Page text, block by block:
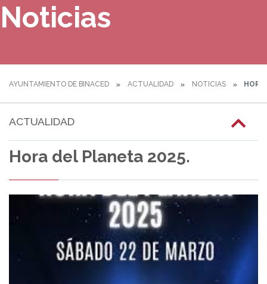
Noticias
AYUNTAMIENTO DE BINACED ACTUALIDAD NOTICIAS
ACTUALIDAD
Hora del Planeta 2025.